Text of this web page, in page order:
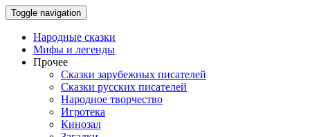
Toggle navigation
Народные сказки
Мифы и легенды
Прочее
Сказки зарубежных писателей
Сказки русских писателей
Народное творчество
Игротека
Кинозал